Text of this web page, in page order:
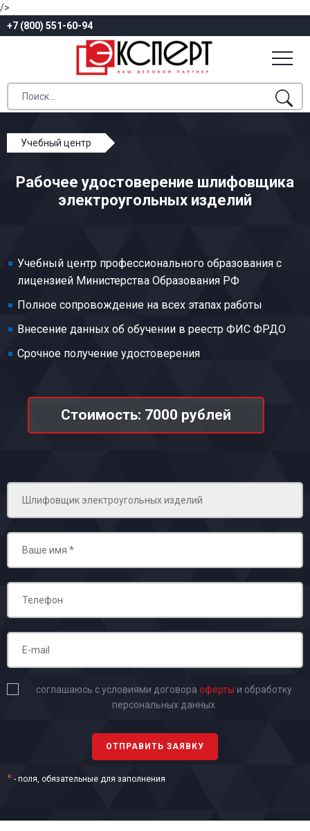
/>
+7 (800) 551-60-94
Учебный центр
Электроугольное производство
Шлифовщик электроугольных изделий
Рабочее удостоверение шлифовщика
электроугольных изделий
Учебный центр профессионального образования с
лицензией Министерства Образования РФ
Полное сопровождение на всех этапах работы
Внесение данных об обучении в реестр ФИС ФРДО
Срочное получение удостоверения
Стоимость: 7000 рублей
соглашаюсь с условиями договора оферты и обработку
персональных данных
* - поля, обязательные для заполнения